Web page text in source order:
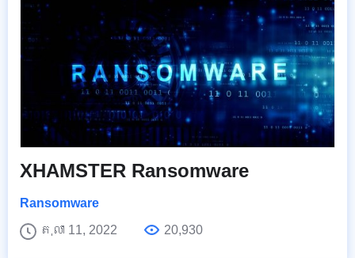
XHAMSTER Ransomware
Ransomware
តុលា 11, 2022
20,930